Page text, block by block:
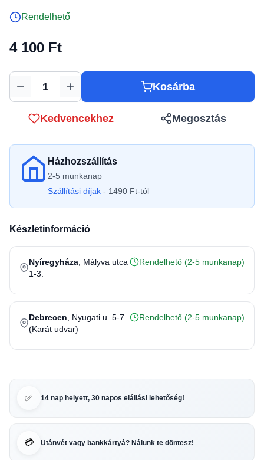
Rendelhető
4 100 Ft
Mennyiség Kosárba
Kedvencekhez Megosztás
Házhozszállítás
2-5 munkanap
Szállítási díjak - 1490 Ft-tól
Készletinformáció
Nyíregyháza , Mályva utca
1-3.
Rendelhető (2-5 munkanap)
Debrecen , Nyugati u. 5-7.
(Karát udvar)
Rendelhető (2-5 munkanap)
✅ 14 nap helyett, 30 napos elállási lehetőség!
💳 Utánvét vagy bankkártyá? Nálunk te döntesz!